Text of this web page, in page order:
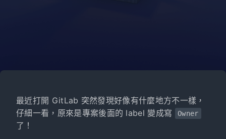
最近打開 GitLab 突然發現好像有什麼地方不一樣，
仔細一看，原來是專案後面的 label 變成寫
Owner
了！